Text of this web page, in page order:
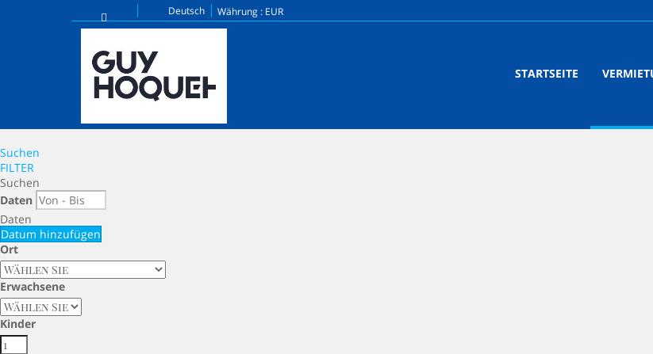
Deutsch Währung : EUR
STARTSEITE
Suchen
FILTER
Suchen
Daten
Daten
Datum hinzufügen
Ort
Erwachsene
Kinder